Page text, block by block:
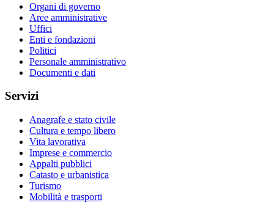
Organi di governo
Aree amministrative
Uffici
Enti e fondazioni
Politici
Personale amministrativo
Documenti e dati
Servizi
Anagrafe e stato civile
Cultura e tempo libero
Vita lavorativa
Imprese e commercio
Appalti pubblici
Catasto e urbanistica
Turismo
Mobilità e trasporti